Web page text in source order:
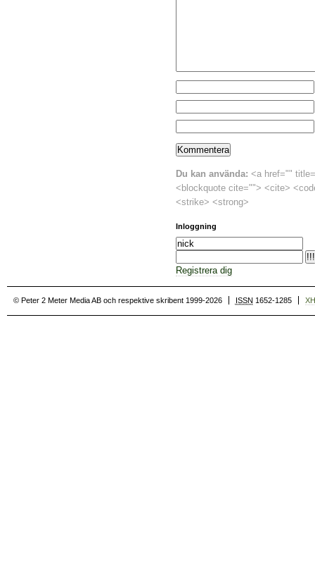
Du kan använda: <a href=""
<blockquote cite=""> <cite>
<strike> <strong>
Inloggning
Registrera dig
© Peter 2 Meter Media AB och respektive skribent 1999-2026 ISSN 1652-1285